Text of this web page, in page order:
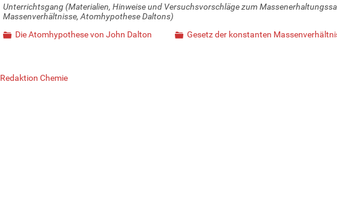
Unterrichtsgang (Materialien, Hinweise und Versuchsvorschläge zum
Massenverhältnisse, Atomhypothese Daltons)
Die Atomhypothese von John Dalton
Gesetz der konstanten
Redaktion Chemie